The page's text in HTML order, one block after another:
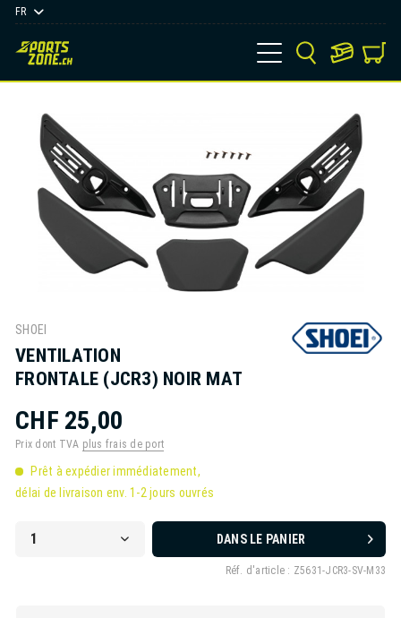
FR
SHOEI
VENTILATION
FRONTALE (JCR3) NOIR MAT
CHF 25,00
Prix dont TVA plus frais de port
Prêt à expédier immédiatement,
délai de livraison env. 1-2 jours ouvrés
DANS LE PANIER
Réf. d'article : Z5631-JCR3-SV-M33